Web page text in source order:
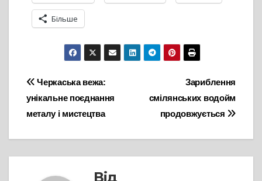
Більше
Навігація
записів
Зариблення
смілянських водойм
продовжується
Черкаська вежа:
унікальне поєднання
металу і мистецтва
Від